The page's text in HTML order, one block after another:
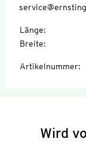
Länge:
Breite:
Artikelnummer:
Wird